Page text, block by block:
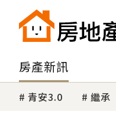
房產新訊
青安3.0 繼承